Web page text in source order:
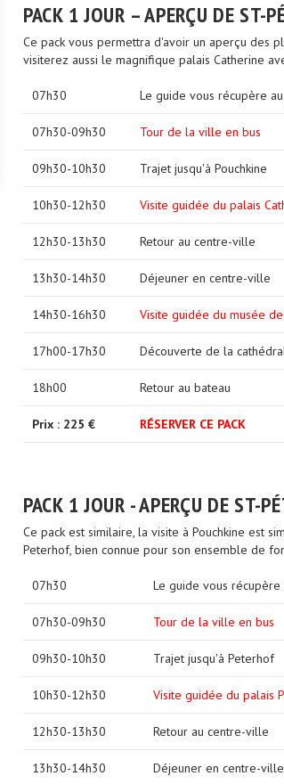
PACK 1 JOUR – APERÇU DE ST-
Ce pack vous permettra d'avoir un aperçu des
visiterez aussi le magnifique palais Catherine
07h30 Le guide vous récupère
07h30-09h30 Tour de la ville en bus
09h30-10h30 Trajet jusqu'à Pouchkine
10h30-12h30 Visite guidée du palais
12h30-13h30 Retour au centre-ville
13h30-14h30 Déjeuner en centre-ville
14h30-16h30 Visite guidée du musée
17h00-17h30 Découverte de la
18h00 Retour au bateau
Prix : 225 € RÉSERVER CE PACK
PACK 1 JOUR - APERÇU DE ST-
Ce pack est similaire, la visite à Pouchkine est
Peterhof, bien connue pour son ensemble de
07h30 Le guide vous
07h30-09h30 Tour de la ville en bus
09h30-10h30 Trajet jusqu'à Peterhof
10h30-12h30 Visite guidée du palais
12h30-13h30 Retour au centre-ville
13h30-14h30 Déjeuner en centre-ville